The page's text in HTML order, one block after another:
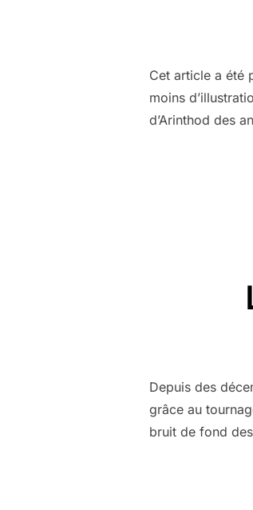
Cet article a été
moins
d’Arinthod des
Depuis des
grâce au
bruit de fond